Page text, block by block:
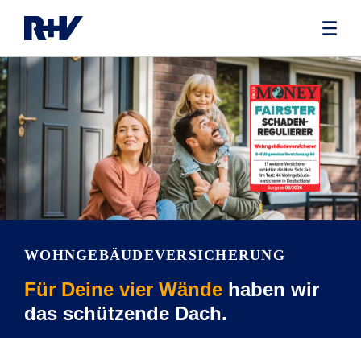
WOHNGEBÄUDE­VERSICHERUNG
Für Deine vier Wände haben wir
das schützende Dach.